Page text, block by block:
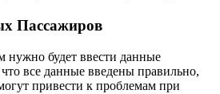
Пассажиров
нужно будет ввести данные
все данные введены правильно,
привести к проблемам при